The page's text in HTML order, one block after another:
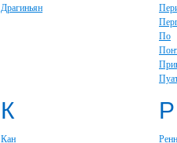
Драгиньян
По
К
Кан
Р
Ренн